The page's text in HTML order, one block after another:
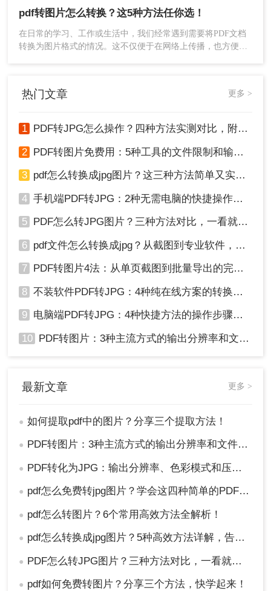
具，我们还可以使用图片截取工具来提取PDF中的
图片。以下是使用图片截取工具提取PDF中的图片
的步骤：
1、下载并安装图片截取工具：在浏览器中搜索并选
2、打开PDF文件：使用PDF阅读器打开需要提取图
3、使用图片截取工具选择并截取图片：打开图片截
取工具，选择“截取区域”功能，通过拖动鼠标选择
需要提取的图片区域，然后保存截取的图片。
四、注意事项
1、版权问题：在提取PDF中的图片时，需要注意是
否涉及版权问题。如果涉及版权问题，需要获取相
2、图片质量：提取PDF中的图片时，可以根据需要
选择不同的图片质量。高分辨率的图片质量会更
好，但文件大小也会更大。
3、PDF密码：如果PDF文件被密码保护，需要掌握
正确的密码才能提取其中的图片。
通过以上方法，您可以高效地提取PDF中的图片，
并且可以根据不同的需求选择适合的工具。希望本
PDF转成图片都是一项必备技能。本文将详细介绍4种实用的转
换方法，帮助您快速掌握这项技能。
pdf转图片怎么转换？这5种方法任你选！
在日常的学习、工作或生活中，我们经常遇到需要将PDF文档
转换为图片格式的情况。这不仅便于在网络上传播，也方便在
热门文章 更多 >
1 PDF转JPG怎么操作？四种方法实测对比，附各场景最优选！
2 PDF转图片免费用：5种工具的文件限制和输出质量对比！
3 pdf怎么转换成jpg图片？这三种方法简单又实用！
4 手机端PDF转JPG：2种无需电脑的快捷操作流程！
5 PDF怎么转JPG图片？三种方法对比，一看就懂！
6 pdf文件怎么转换成jpg？从截图到专业软件，一篇讲清楚！
7 PDF转图片4法：从单页截图到批量导出的完整操作路径！
8 不装软件PDF转JPG：4种纯在线方案的转换效果和速度对比！
9 电脑端PDF转JPG：4种快捷方法的操作步骤和常见格式问题！
10 PDF转图片：3种主流方式的输出分辨率和文件体积实测！
最新文章 更多 >
● 如何提取pdf中的图片？分享三个提取方法！
● PDF转图片：3种主流方式的输出分辨率和文件体积实测！
● PDF转化为JPG：输出分辨率、色彩模式和压缩率的设置指南！
● pdf怎么免费转jpg图片？学会这四种简单的PDF转图片方法！
● pdf怎么转图片？6个常用高效方法全解析！
● pdf怎么转换成jpg图片？5种高效方法详解，告别繁琐操作！
● PDF怎么转JPG图片？三种方法对比，一看就懂！
● pdf如何免费转图片？分享三个方法，快学起来！